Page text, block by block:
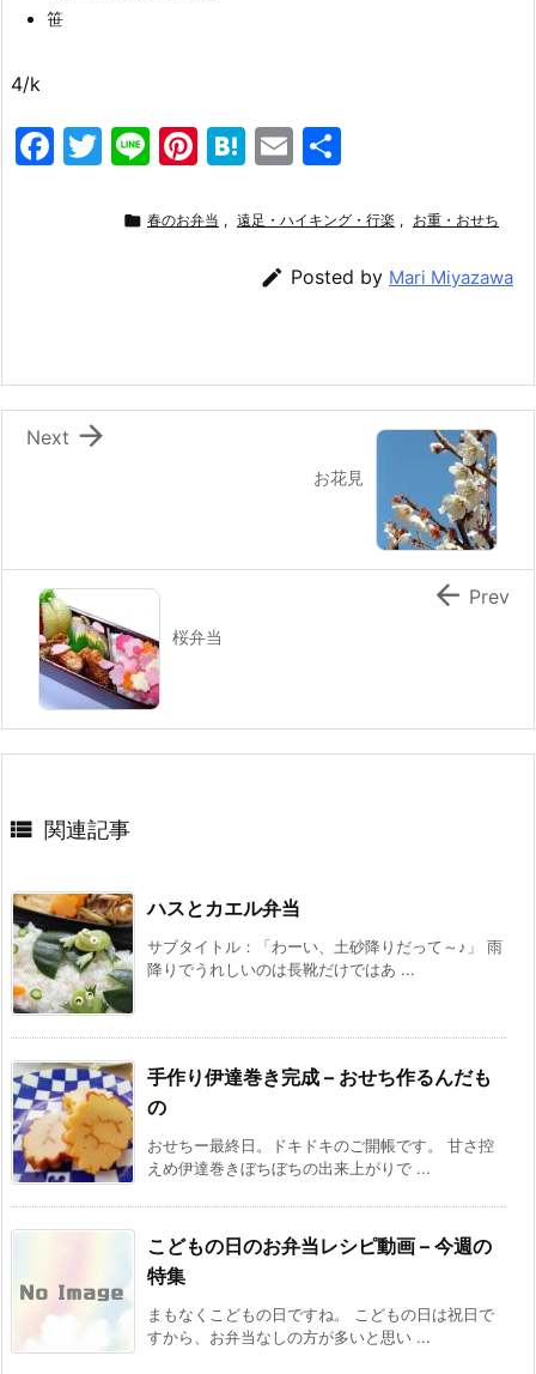
笹
4/k
F
o
k
T
itt
Li
e
Pi
er
H
e
a
E
ai
l
 春のお弁当 , 遠足・ハイキング・行楽 , お重・おせち
 Posted by Mari Miyazawa
お花見

Next
桜弁当
 Prev
 関連記事
ハスとカエル弁当
サブタイトル：「わーい、土砂降りだって～♪」 雨
降りでうれしいのは長靴だけではあ ...
手作り伊達巻き完成 – おせち作るんだも
の
おせちー最終日。ドキドキのご開帳です。 甘さ控
えめ伊達巻きぼちぼちの出来上がりで ...
こどもの日のお弁当レシピ動画 – 今週の
特集
まもなくこどもの日ですね。 こどもの日は祝日で
すから、お弁当なしの方が多いと思い ...